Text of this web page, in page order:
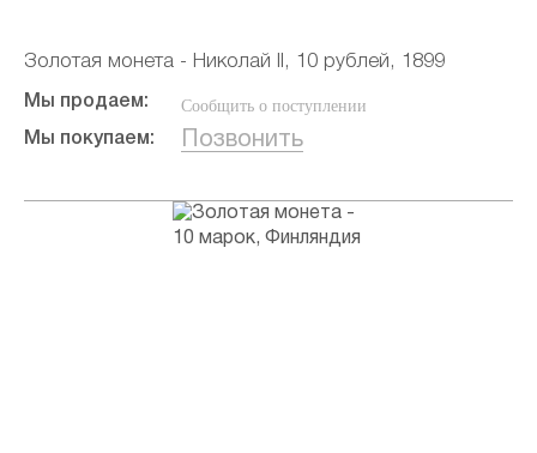
Золотая монета - Николай II, 10 рублей, 1899
Мы продаем: Сообщить о поступлении
Мы покупаем: Позвонить